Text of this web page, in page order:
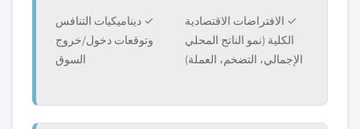
✓ الافتراضات الاقتصادية
الكلية (نمو الناتج المحلي
الإجمالي، التضخم، العملة)
✓ ديناميكيات التنافس
وتوقعات دخول/خروج
السوق